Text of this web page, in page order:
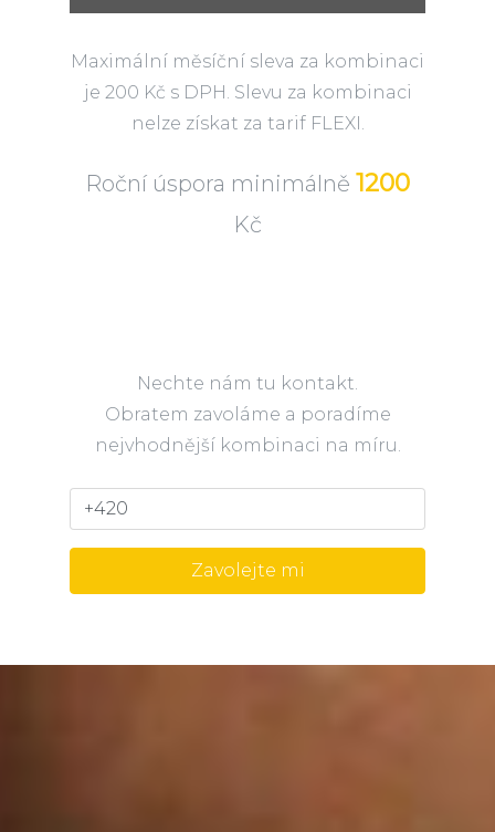
Maximální měsíční sleva za kombinaci
je 200 Kč s DPH. Slevu za kombinaci
nelze získat za tarif FLEXI.
Roční úspora minimálně 1200
Kč
Nechte nám tu kontakt.
Obratem zavoláme a poradíme
nejvhodnější kombinaci na míru.